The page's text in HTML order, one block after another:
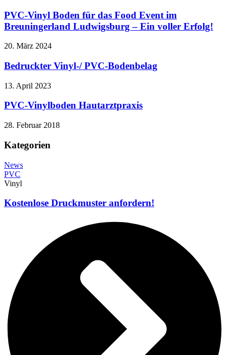
PVC-Vinyl Boden für das Food Event im
Breuningerland Ludwigsburg – Ein voller Erfolg!
20. März 2024
Bedruckter Vinyl-/ PVC-Bodenbelag
13. April 2023
PVC-Vinylboden Hautarztpraxis
28. Februar 2018
Kategorien
News
PVC
Vinyl
Kostenlose Druckmuster anfordern!